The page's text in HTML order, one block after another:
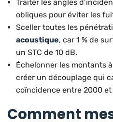
Traiter les angles
obliques pour éviter les
Sceller toutes les
acoustique, car 1 % de
un STC de 10 dB.
Échelonner les montants
créer un découplage qui
coïncidence entre 2000 et
Comment